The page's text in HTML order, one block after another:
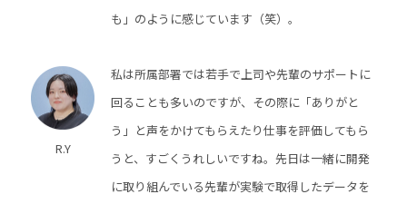
も」のように感じています（笑）。
R.Y
私は所属部署では若手で上司や先輩のサポートに
回ることも多いのですが、その際に「ありがと
う」と声をかけてもらえたり仕事を評価してもら
うと、すごくうれしいですね。先日は一緒に開発
に取り組んでいる先輩が実験で取得したデータを